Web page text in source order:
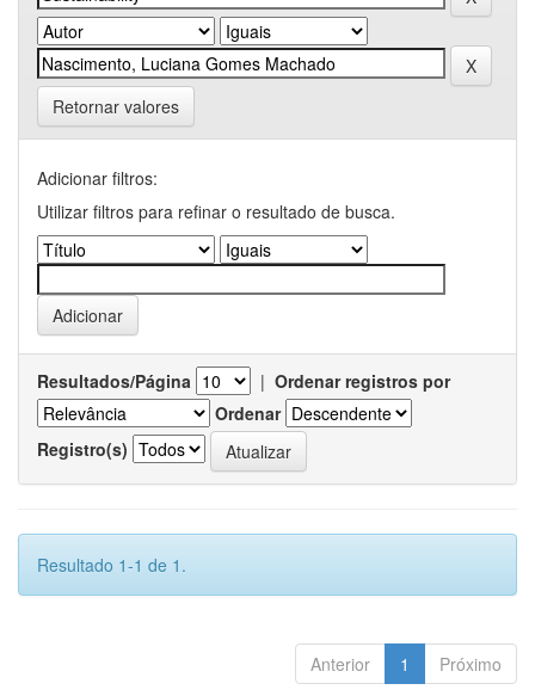
Retornar valores
Adicionar filtros:
Utilizar filtros para refinar o resultado de busca.
Resultados/Página | Ordenar registros por
Ordenar
Registro(s)
Resultado 1-1 de 1.
Anterior 1 Próximo